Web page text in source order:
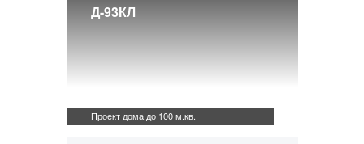
Д-93КЛ
Проект дома до 100 м.кв.